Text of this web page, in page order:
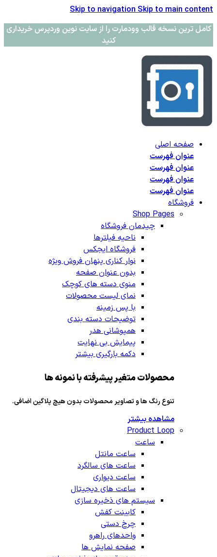
Skip to navigationSkip to main content
کامل ترین نسخه قالب وودمارت را از سایت نوین وردپرس خریداری
کنید
صفحه اصلی
عنوان فهرست
عنوان فهرست
عنوان فهرست
عنوان فهرست
فروشگاه
Shop Pages
چیدمان فروشگاه
ناحیه فیلترها
فروشگاه ایجکس
نوار کناری پنهانفروش ویژه
بدون عنوان صفحه
منوی دسته های کوچک
نمای لیست محصولات
با پس زمینه
توضیحات دسته بندی
همپوشانی هدر
پیمایش بی نهایت
دکمه بارگیری بیشتر
محصولات متغیر پیشرفته با نمونه ها
تنوع رنگ ها و تصاویر محصولات بدون هیچ پلاگین اضافی.
مشاهده بیشتر
Product Loop
ساعت
ساعت مانتل
ساعت های سالگرد
ساعت دیواری
ساعت های دیجیتال
سیستم های ذخیره سازی
کابینت کفش
چرخ دستی
واحدهای راهرو
صفحه نمایش ها